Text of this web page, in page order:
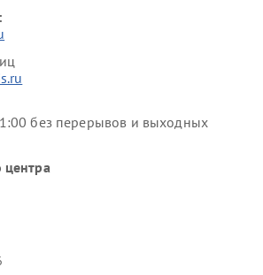
без перерывов и выходных
центра